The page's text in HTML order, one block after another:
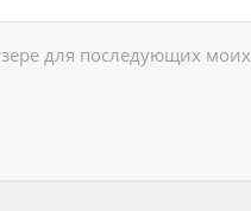
для последующих моих